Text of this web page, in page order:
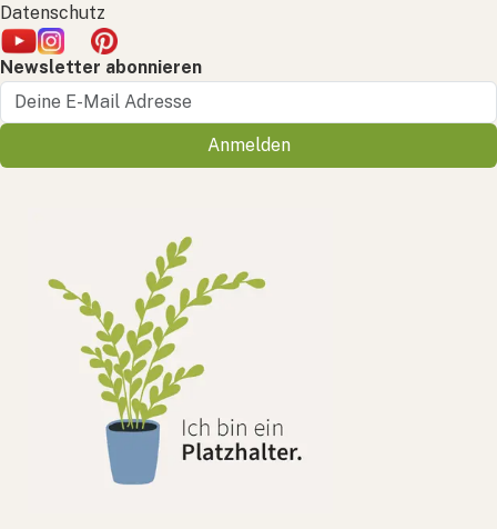
Datenschutz
Newsletter abonnieren
Anmelden